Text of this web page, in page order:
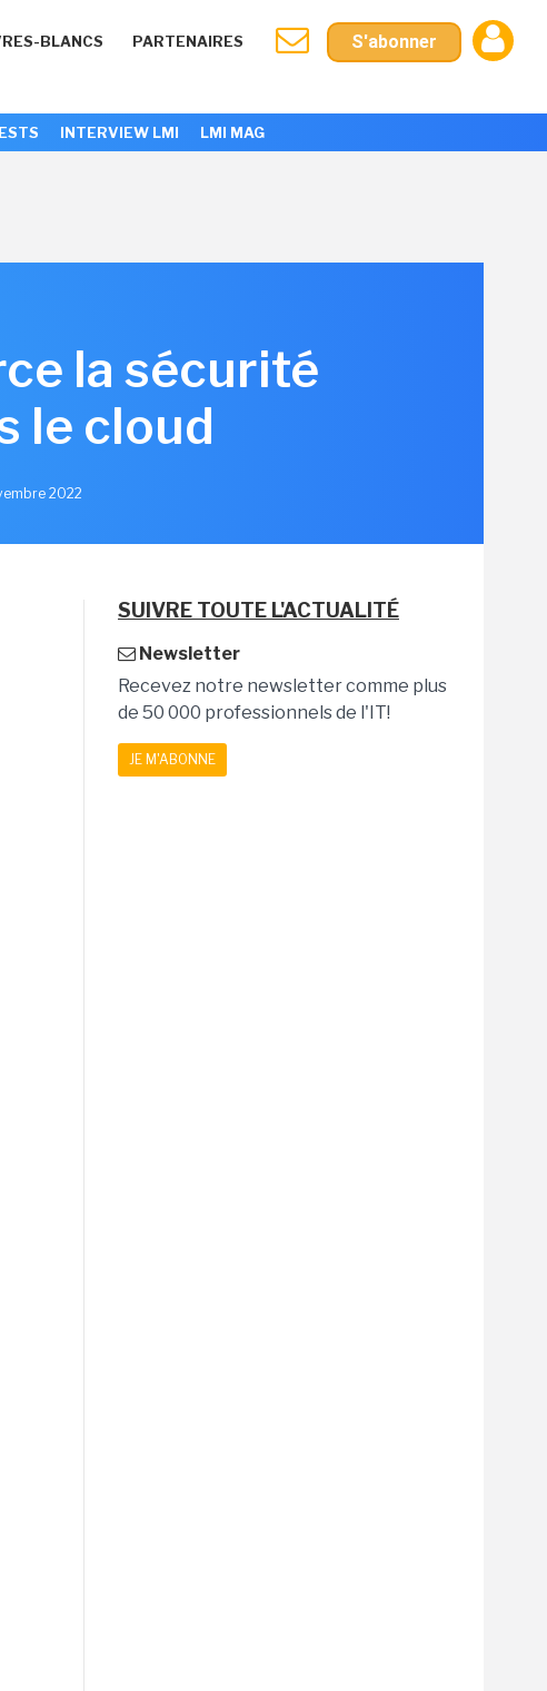
BLANCS PARTENAIRES S'abonner
INTERVIEW LMI LMI MAG
la sécurité
le cloud
2022
SUIVRE TOUTE L'ACTUALITÉ
Newsletter
Recevez notre newsletter comme plus
de 50 000 professionnels de l'IT!
JE M'ABONNE